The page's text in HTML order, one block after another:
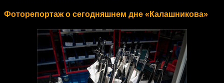
Фоторепортаж о сегодняшнем дне «Калашникова»